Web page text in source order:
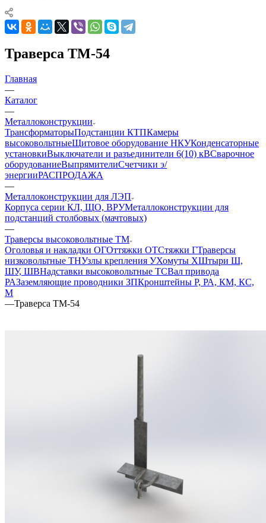
Траверса ТМ-54
Главная
—
Каталог
—
Металлоконструкции
ТрансформаторыПодстанции КТПКамеры
высоковольтныеЩитовое оборудование НКУКонденсаторные
установкиВыключатели и разъединители 6(10) кВСварочное
оборудованиеВыпрямителиСчетчики э/
энергииРАСПРОДАЖА
—
Металлоконструкции для ЛЭП
Корпуса серии КЛ, ЩО, ВРУМеталлоконструкции для
подстанций столбовых (мачтовых)
—
Траверсы высоковольтные ТМ
Оголовья и накладки ОГОттяжки ОТСтяжки ГТраверсы
низковольтные ТНУзлы крепления УХомуты ХШтыри Ш,
ШУ, ШВНадставки высоковольтные ТСВал привода
РАЗаземляющие проводники ЗПКронштейны Р, РА, КМ, КС,
М
—Траверса ТМ-54